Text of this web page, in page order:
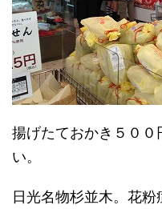
揚げたておかき５００
い。
日光名物杉並木。花粉